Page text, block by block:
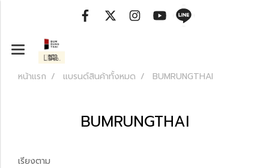
หน้าแรก แบรนด์สินค้าทั้งหมด BUMRUNGTHAI
BUMRUNGTHAI
เรียงตาม